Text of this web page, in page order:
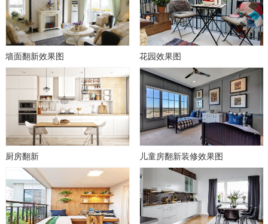
墙面翻新效果图 花园效果图
厨房翻新 儿童房翻新装修效果图